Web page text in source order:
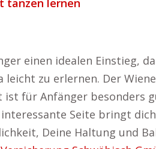
tanzen lernen
einen idealen Einstieg,
leicht zu erlernen. Der
für Anfänger besonders
Seite bringt
Deine Haltung und